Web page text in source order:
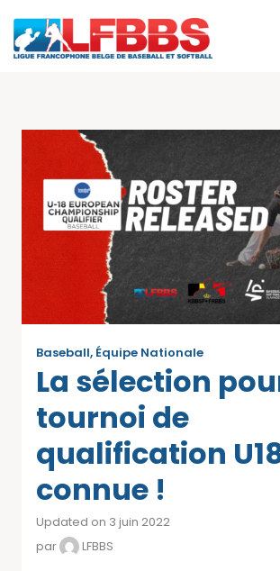
Baseball, Équipe Nationale
La sélection
tournoi de
qualification
connue !
Updated on 3 juin 2022
par
LFBBS